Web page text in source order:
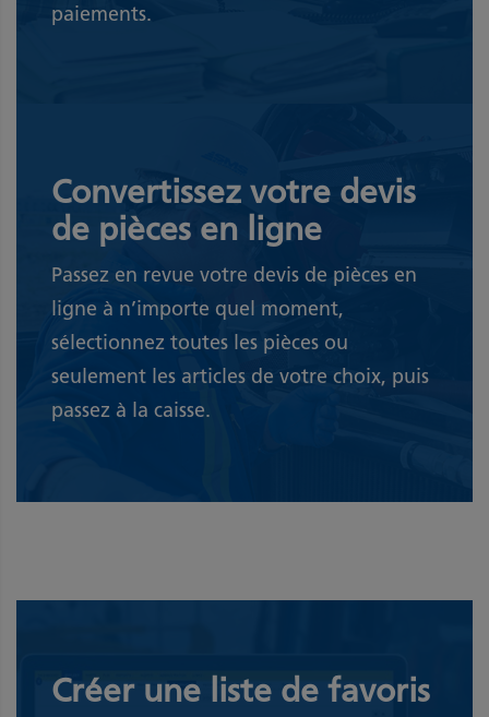
paiements.
Convertissez votre devis
de pièces en ligne
Passez en revue votre devis de pièces en
ligne à n’importe quel moment,
sélectionnez toutes les pièces ou
seulement les articles de votre choix, puis
passez à la caisse.
Créer une liste de favoris